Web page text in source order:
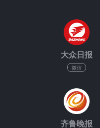
大众日报
微信
齐鲁晚报